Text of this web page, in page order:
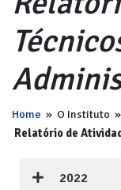
Home » O Instituto »
Relatório de
2022